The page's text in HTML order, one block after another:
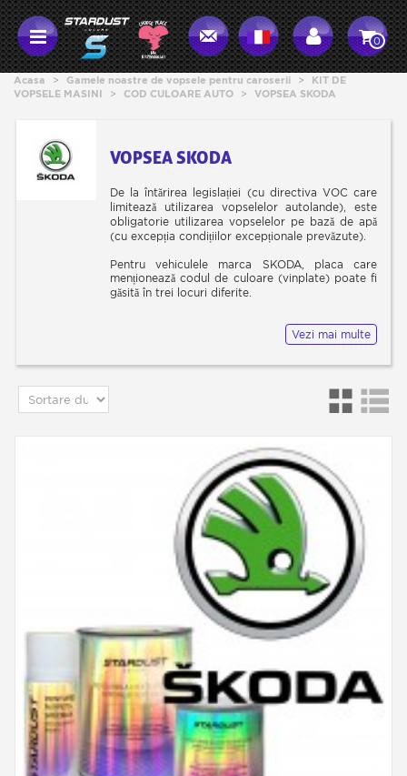
0
Acasa > Gamele noastre de vopsele pentru caroserii >
KIT DE
VOPSELE MASINI
> COD CULOARE AUTO > VOPSEA SKODA
VOPSEA SKODA
De la întărirea legislației (cu directiva VOC care
limitează utilizarea vopselelor autolande), este
obligatorie utilizarea vopselelor pe bază de apă
(cu excepția condițiilor excepționale prevăzute).
Pentru vehiculele marca SKODA, placa care
menționează codul de culoare (vinplate) poate fi
găsită în trei locuri diferite.
- În compartimentul pentru roata de rezervă,
- În interiorul torpedoului.
Vă puteți ajuta cu imaginile de mai jos care
trei caractere (litere sau cifre).
Vezi mai multe